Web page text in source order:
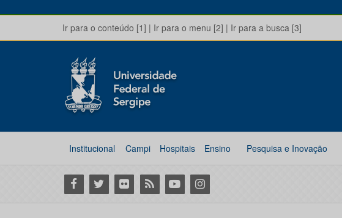
Ir para o conteúdo [1] | Ir para o menu [2] | Ir para a busca [3]
Institucional Campi Hospitais Ensino Pesquisa e Inovação
Facebook
Twitter Flickr RSS YoutubeInstagram